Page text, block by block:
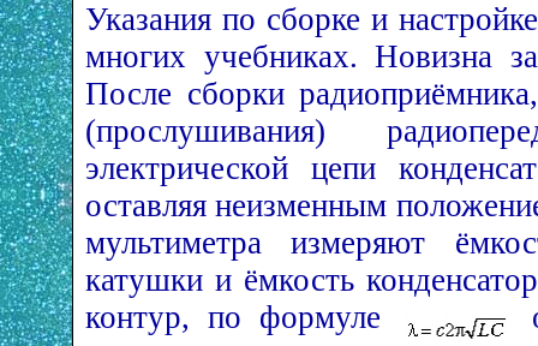
Указания по сборке и
многих учебниках. Новизна
После сборки
(прослушивания)
электрической цепи
оставляя неизменным
мультиметра измеряют
катушки и ёмкость
контур, по формуле